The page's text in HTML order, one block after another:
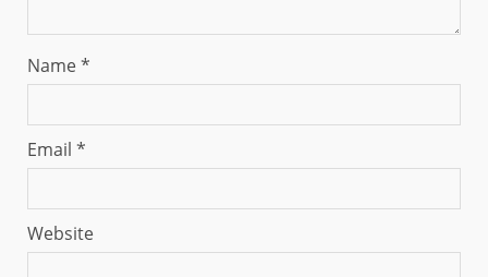
Name*
Email *
Website